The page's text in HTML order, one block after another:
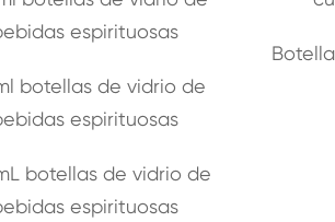
espirituosas
botellas de vidrio de
espirituosas
botellas de vidrio de
espirituosas